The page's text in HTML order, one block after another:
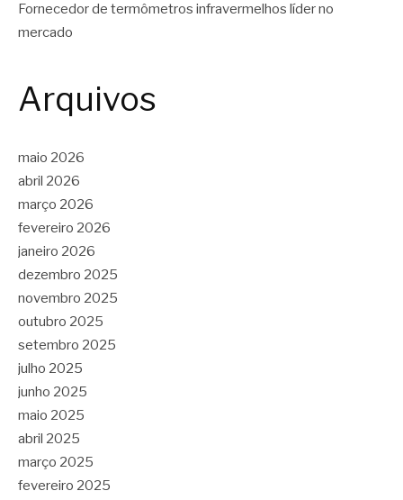
Fornecedor de termômetros infravermelhos líder no
mercado
Arquivos
maio 2026
abril 2026
março 2026
fevereiro 2026
janeiro 2026
dezembro 2025
novembro 2025
outubro 2025
setembro 2025
julho 2025
junho 2025
maio 2025
abril 2025
março 2025
fevereiro 2025